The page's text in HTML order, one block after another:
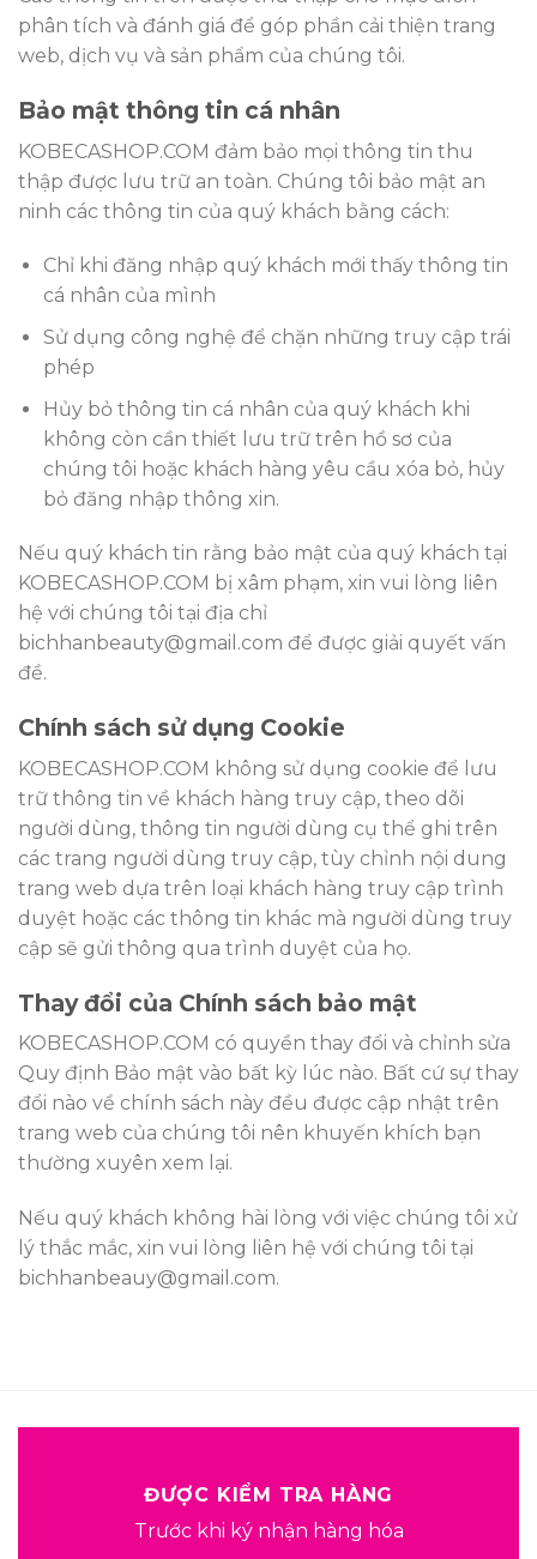
phân tích và đánh giá để góp phần cải thiện trang
web, dịch vụ và sản phẩm của chúng tôi.
Bảo mật thông tin cá nhân
KOBECASHOP.COM đảm bảo mọi thông tin thu
thập được lưu trữ an toàn. Chúng tôi bảo mật an
ninh các thông tin của quý khách bằng cách:
Chỉ khi đăng nhập quý khách mới thấy thông tin
cá nhân của mình
Sử dụng công nghệ để chặn những truy cập trái
phép
Hủy bỏ thông tin cá nhân của quý khách khi
không còn cần thiết lưu trữ trên hồ sơ của
chúng tôi hoặc khách hàng yêu cầu xóa bỏ, hủy
bỏ đăng nhập thông xin.
Nếu quý khách tin rằng bảo mật của quý khách tại
KOBECASHOP.COM bị xâm phạm, xin vui lòng liên
hệ với chúng tôi tại địa chỉ
bichhanbeauty@gmail.com để được giải quyết vấn
đề.
Chính sách sử dụng Cookie
KOBECASHOP.COM không sử dụng cookie để lưu
trữ thông tin về khách hàng truy cập, theo dõi
người dùng, thông tin người dùng cụ thể ghi trên
các trang người dùng truy cập, tùy chỉnh nội dung
trang web dựa trên loại khách hàng truy cập trình
duyệt hoặc các thông tin khác mà người dùng truy
cập sẽ gửi thông qua trình duyệt của họ.
Thay đổi của Chính sách bảo mật
KOBECASHOP.COM có quyền thay đổi và chỉnh sửa
Quy định Bảo mật vào bất kỳ lúc nào. Bất cứ sự thay
đổi nào về chính sách này đều được cập nhật trên
trang web của chúng tôi nên khuyến khích bạn
thường xuyên xem lại.
Nếu quý khách không hài lòng với việc chúng tôi xử
lý thắc mắc, xin vui lòng liên hệ với chúng tôi tại
bichhanbeauy@gmail.com.
ĐƯỢC KIỂM TRA HÀNG
Trước khi ký nhận hàng hóa